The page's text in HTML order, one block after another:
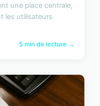
une place centrale,
les utilisateurs
5 min de lecture →